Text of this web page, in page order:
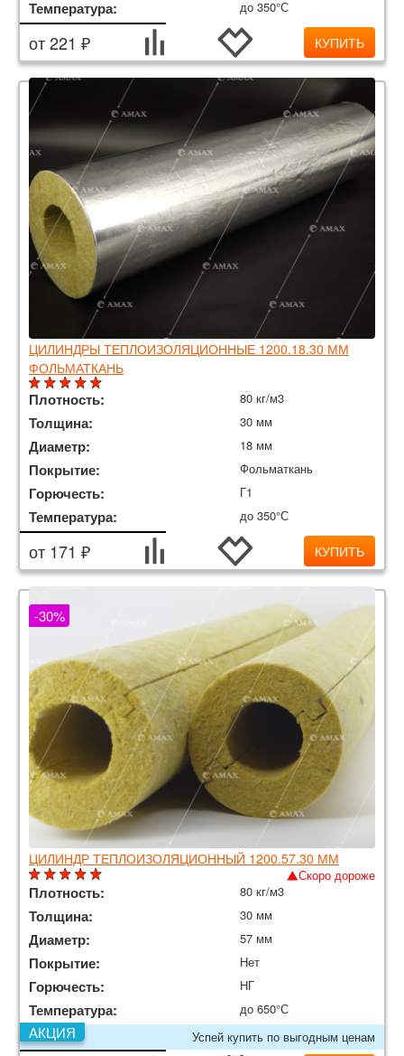
Температура: до 350°С
от 221 ₽ КУПИТЬ
ЦИЛИНДРЫ ТЕПЛОИЗОЛЯЦИОННЫЕ 1200.18.30 ММ
ФОЛЬМАТКАНЬ
Плотность: 80 кг/м3
Толщина: 30 мм
Диаметр: 18 мм
Покрытие: Фольматкань
Горючесть: Г1
Температура: до 350°С
от 171 ₽ КУПИТЬ
ЦИЛИНДР ТЕПЛОИЗОЛЯЦИОННЫЙ 1200.57.30 ММ
-30%
Скоро дороже
Плотность: 80 кг/м3
Толщина: 30 мм
Диаметр: 57 мм
Покрытие: Нет
Горючесть: НГ
Температура:
до 650°С
Успей купить по выгодным ценам
АКЦИЯ